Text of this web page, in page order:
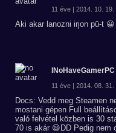
11 éve | 2014. 10. 19.
Aki akar lanozni irjon pü-t 😀
INoHaveGamerPC
11 éve | 2014. 08. 31.
Docs: Vedd meg Steamen
mostani gépen Full
való felvétel közben is 30
70 is akár 😃DD Pedig nem